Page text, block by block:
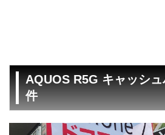
AQUOS R5G キャッシ
件